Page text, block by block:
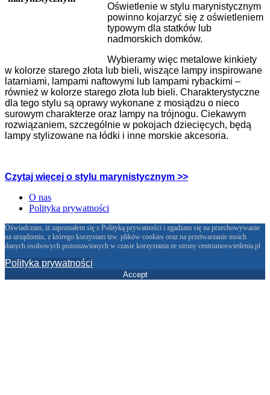
Oświetlenie w stylu marynistycznym
powinno kojarzyć się z oświetleniem
typowym dla statków lub
nadmorskich domków.
Wybieramy więc metalowe kinkiety
w kolorze starego złota lub bieli, wiszące lampy inspirowane
latarniami, lampami naftowymi lub lampami rybackimi –
również w kolorze starego złota lub bieli. Charakterystyczne
dla tego stylu są oprawy wykonane z mosiądzu o nieco
surowym charakterze oraz lampy na trójnogu. Ciekawym
rozwiązaniem, szczególnie w pokojach dziecięcych, będą
lampy stylizowane na łódki i inne morskie akcesoria.
Czytaj więcej o stylu marynistycznym >>
O nas
Polityka prywatności
Oświadczam, iż zapoznałem się z Polityką prywatności i zgadzam się na przechowywanie
na urządzeniu, z którego korzystam tzw. plików cookies oraz na przetwarzanie moich
danych osobowych pozostawionych w czasie korzystania ze strony centrumoswietlenia.pl
Polityka prywatności
Accept